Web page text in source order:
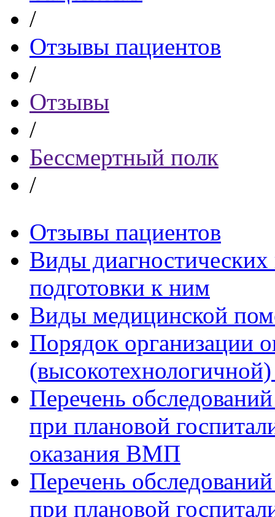
/
Отзывы пациентов
/
Отзывы
/
Бессмертный полк
/
Отзывы пациентов
Виды диагностических
подготовки к ним
Виды медицинской
Порядок организации
Перечень
при плановой
оказания ВМП
Перечень
при плановой